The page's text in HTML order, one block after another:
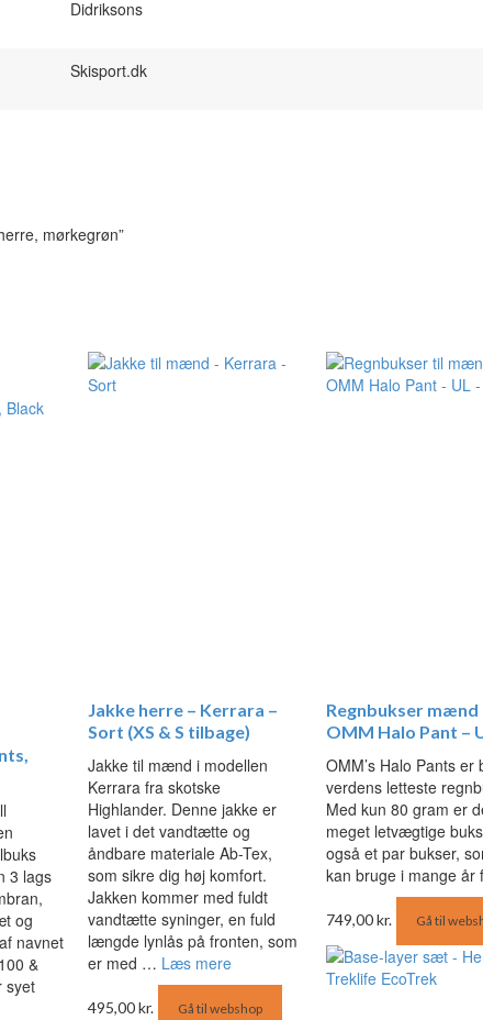
Didriksons
Skisport.dk
mørkegrøn”
3 lags
og
navnet
&
syet
Jakke herre – Kerrara –
Sort (XS & S tilbage)
Jakke til mænd i modellen
Kerrara fra skotske
Highlander. Denne jakke er
lavet i det vandtætte og
åndbare materiale Ab-Tex,
som sikre dig høj komfort.
Jakken kommer med fuldt
vandtætte syninger, en fuld
længde lynlås på fronten, som
er med … Læs mere
495,00kr. Gå til webshop
Regnbukser mænd
OMM Halo Pant –
OMM’s Halo Pants er
verdens letteste
Med kun 80 gram er
meget letvægtige
også et par bukser,
kan bruge i mange år
749,00kr. Gå til